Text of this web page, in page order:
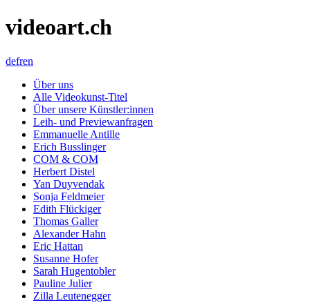
videoart.ch
defren
Über uns
Alle Videokunst-Titel
Über unsere Künstler:innen
Leih- und Previewanfragen
Emmanuelle Antille
Erich Busslinger
COM & COM
Herbert Distel
Yan Duyvendak
Sonja Feldmeier
Edith Flückiger
Thomas Galler
Alexander Hahn
Eric Hattan
Susanne Hofer
Sarah Hugentobler
Pauline Julier
Zilla Leutenegger